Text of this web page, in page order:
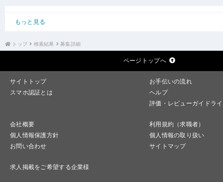
もっと見る
トップ 検索結果 募集詳細
ページトップへ
サイトトップ
お手伝いの流れ
スマホ認証とは
ヘルプ
評価・レビューガイドラ
会社概要
利用規約（求職者）
個人情報保護方針
個人情報の取り扱い
お問い合わせ
サイトマップ
求人掲載をご希望する企業様